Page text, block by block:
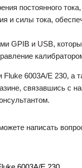
постоянного
и силы тока,
GPIB и USB,
6003A/E 230, а
связавшись с
написать